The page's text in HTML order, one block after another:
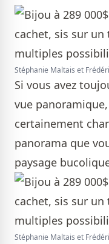
Stéphanie Maltais et
Si vous avez
vue
certainement
panorama que
paysage
Stéphanie Maltais et